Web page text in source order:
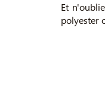
Et
polyester